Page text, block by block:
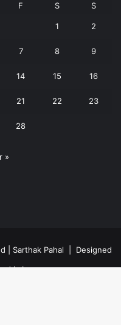
F S S
1 2
7 8 9
14 15 16
21 22 23
28
»
| Sarthak Pahal | Designed
Labs